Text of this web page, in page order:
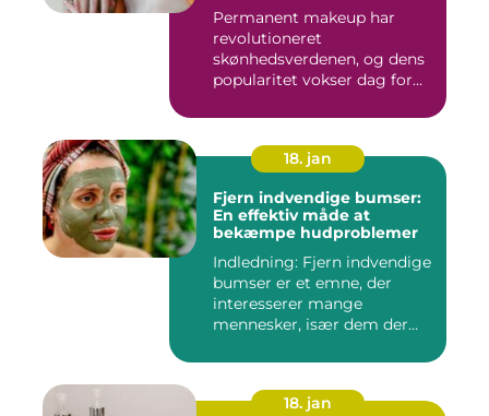
Permanent makeup har
revolutioneret
skønhedsverdenen, og dens
popularitet vokser dag for
18. jan
Fjern indvendige bumser:
En effektiv måde at
bekæmpe hudproblemer
Indledning: Fjern indvendige
bumser er et emne, der
interesserer mange
mennesker, især dem der
18. jan